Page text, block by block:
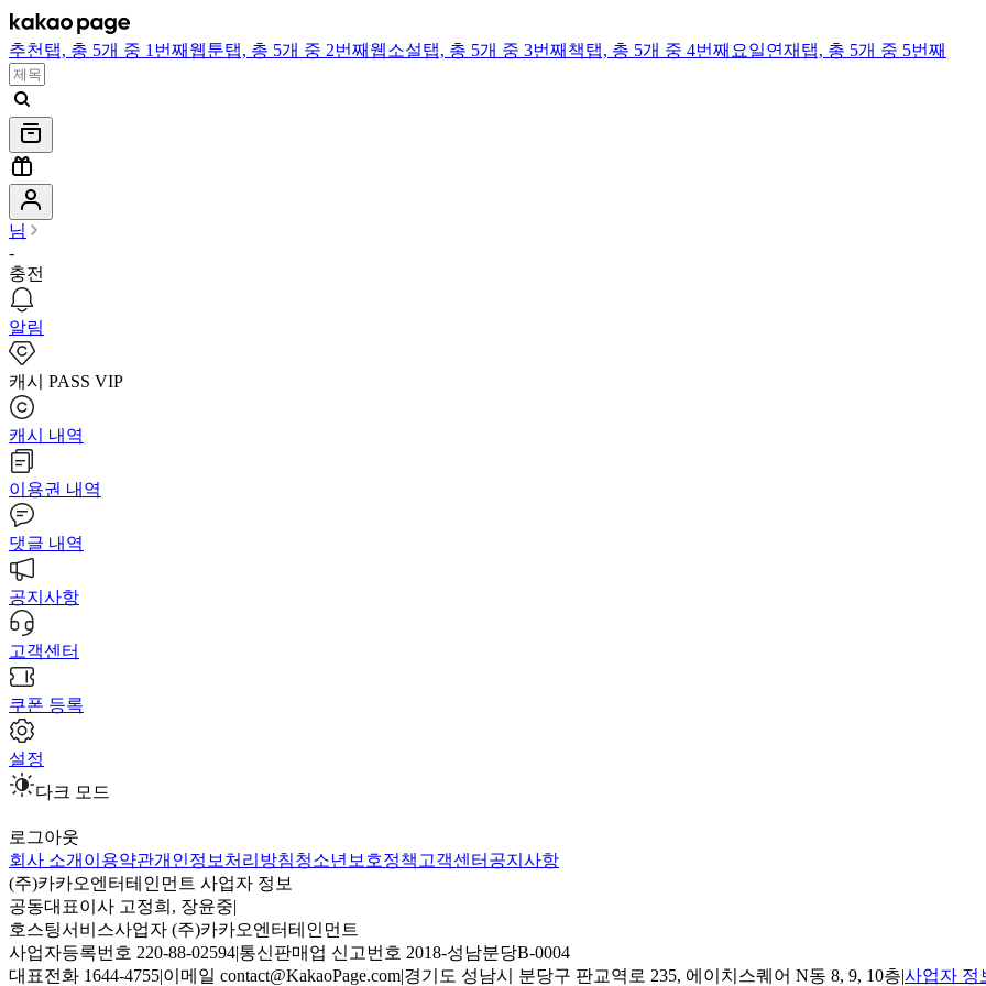
추천 탭, 총 5개 중 1번째 웹툰탭, 총 5개 중 2번째 웹소설탭, 총 5개 중 3번째 책탭, 총 5개 중 4번째 요일연재 탭, 총 5개 중 5번째
님
-
충전
알림
캐시 PASS VIP
캐시 내역
이용권 내역
댓글 내역
공지사항
고객센터
쿠폰 등록
설정
다크 모드
로그아웃
회사 소개 이용약관개인정보처리방침청소년보호정책 고객센터 공지사항
(주)카카오엔터테인먼트 사업자 정보
공동대표이사 고정희, 장윤중|
호스팅서비스사업자 (주)카카오엔터테인먼트
사업자등록번호 220-88-02594|통신판매업 신고번호 2018-성남분당B-0004
대표전화 1644-4755|이메일 contact@KakaoPage.com|경기도 성남시 분당구 판교역로 235, 에이치스퀘어 N동 8, 9, 10층|사업자 정